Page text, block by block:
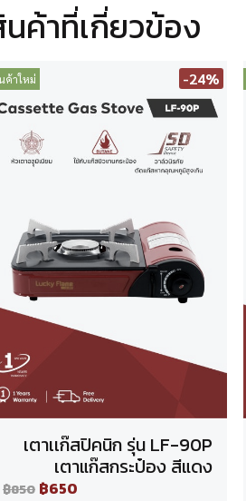
ค้าที่เกี่ยวข้อง
ค้าใหม่ -24%
เตาเเก๊สปิคนิก รุ่น LF-90P
เตาแก๊สกระป๋อง สีแดง
฿850 ฿650